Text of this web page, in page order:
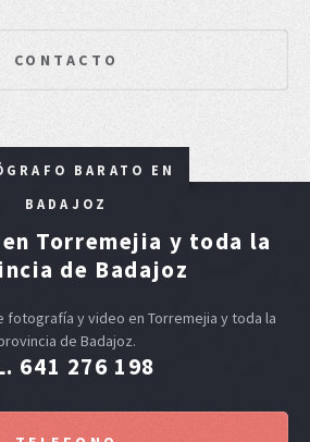
CONTACTO
BARATO EN
BADAJOZ
Torremejia y toda la
de Badajoz
fotografía y video en Torremejia y toda la
de Badajoz.
641 276 198